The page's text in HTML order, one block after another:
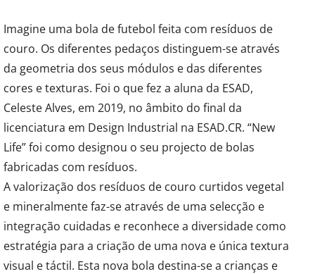
Imagine uma bola de futebol feita com resíduos de
couro. Os diferentes pedaços distinguem-se através
da geometria dos seus módulos e das diferentes
cores e texturas. Foi o que fez a aluna da ESAD,
Celeste Alves, em 2019, no âmbito do final da
licenciatura em Design Industrial na ESAD.CR. “New
Life” foi como designou o seu projecto de bolas
fabricadas com resíduos.
A valorização dos resíduos de couro curtidos vegetal
e mineralmente faz-se através de uma selecção e
integração cuidadas e reconhece a diversidade como
estratégia para a criação de uma nova e única textura
visual e táctil. Esta nova bola destina-se a crianças e